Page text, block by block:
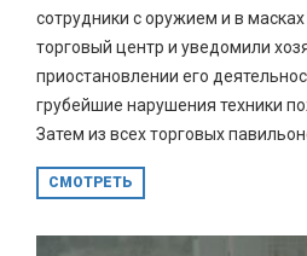
сотрудники с оружием и в
торговый центр и уведомили
приостановлении его
грубейшие нарушения техники
Затем из всех торговых
СМОТРЕТЬ